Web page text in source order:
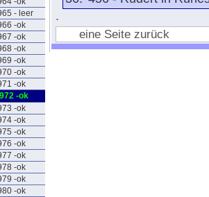
- leer
-ok
-ok
-ok
-ok
-ok
-ok
-ok
-ok
-ok
-ok
-ok
-ok
-ok
-ok
-ok
.
eine Seite zurück